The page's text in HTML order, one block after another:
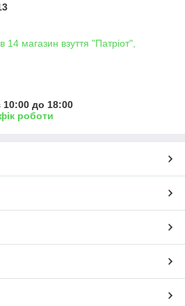
14 магазин взуття "Патріот",
10:00 до 18:00
роботи